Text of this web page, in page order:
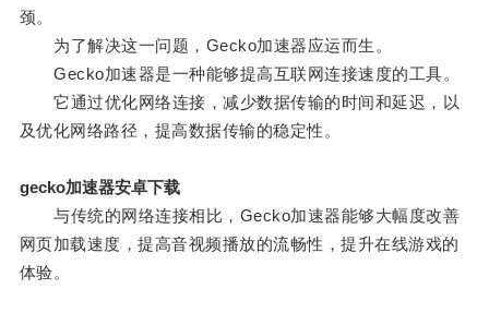
颈。
为了解决这一问题，Gecko加速器应运而生。
Gecko加速器是一种能够提高互联网连接速度的工具。
它通过优化网络连接，减少数据传输的时间和延迟，以
及优化网络路径，提高数据传输的稳定性。
gecko加速器安卓下载
与传统的网络连接相比，Gecko加速器能够大幅度改善
网页加载速度，提高音视频播放的流畅性，提升在线游戏的
体验。